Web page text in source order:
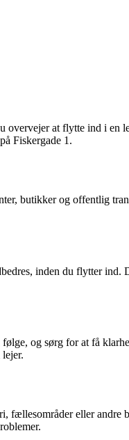
at flytte ind i en
Fiskergade 1.
butikker og offentlig
inden du flytter ind.
og sørg for at få
fællesområder eller andre